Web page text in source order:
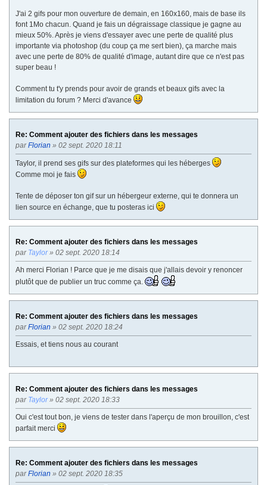
J'ai 2 gifs pour mon ouverture de demain, en 160x160, mais de base ils
font 1Mo chacun. Quand je fais un dégraissage classique je gagne au
mieux 50%. Après je viens d'essayer avec une perte de qualité plus
importante via photoshop (du coup ça me sert bien), ça marche mais
avec une perte de 80% de qualité d'image, autant dire que ce n'est pas
super beau !
Comment tu t'y prends pour avoir de grands et beaux gifs avec la
limitation du forum ? Merci d'avance
Re: Comment ajouter des fichiers dans les messages
parFlorian » 02 sept. 2020 18:11
Taylor, il prend ses gifs sur des plateformes qui les héberges
Comme moi je fais
Tente de déposer ton gif sur un hébergeur externe, qui te donnera un
lien source en échange, que tu posteras ici
Re: Comment ajouter des fichiers dans les messages
par Taylor» 02 sept. 2020 18:14
Ah merci Florian ! Parce que je me disais que j'allais devoir y renoncer
plutôt que de publier un truc comme ça.
Re: Comment ajouter des fichiers dans les messages
parFlorian » 02 sept. 2020 18:24
Essais, et tiens nous au courant
Re: Comment ajouter des fichiers dans les messages
par Taylor» 02 sept. 2020 18:33
Oui c'est tout bon, je viens de tester dans l'aperçu de mon brouillon, c'est
parfait merci
Re: Comment ajouter des fichiers dans les messages
parFlorian » 02 sept. 2020 18:35